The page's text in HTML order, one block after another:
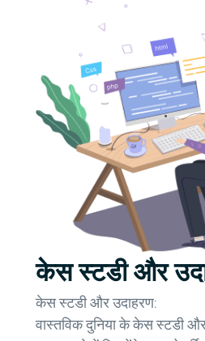
केस स्टडी और
केस स्टडी और उदाहरण:
वास्तविक दुनिया के केस स्टडी